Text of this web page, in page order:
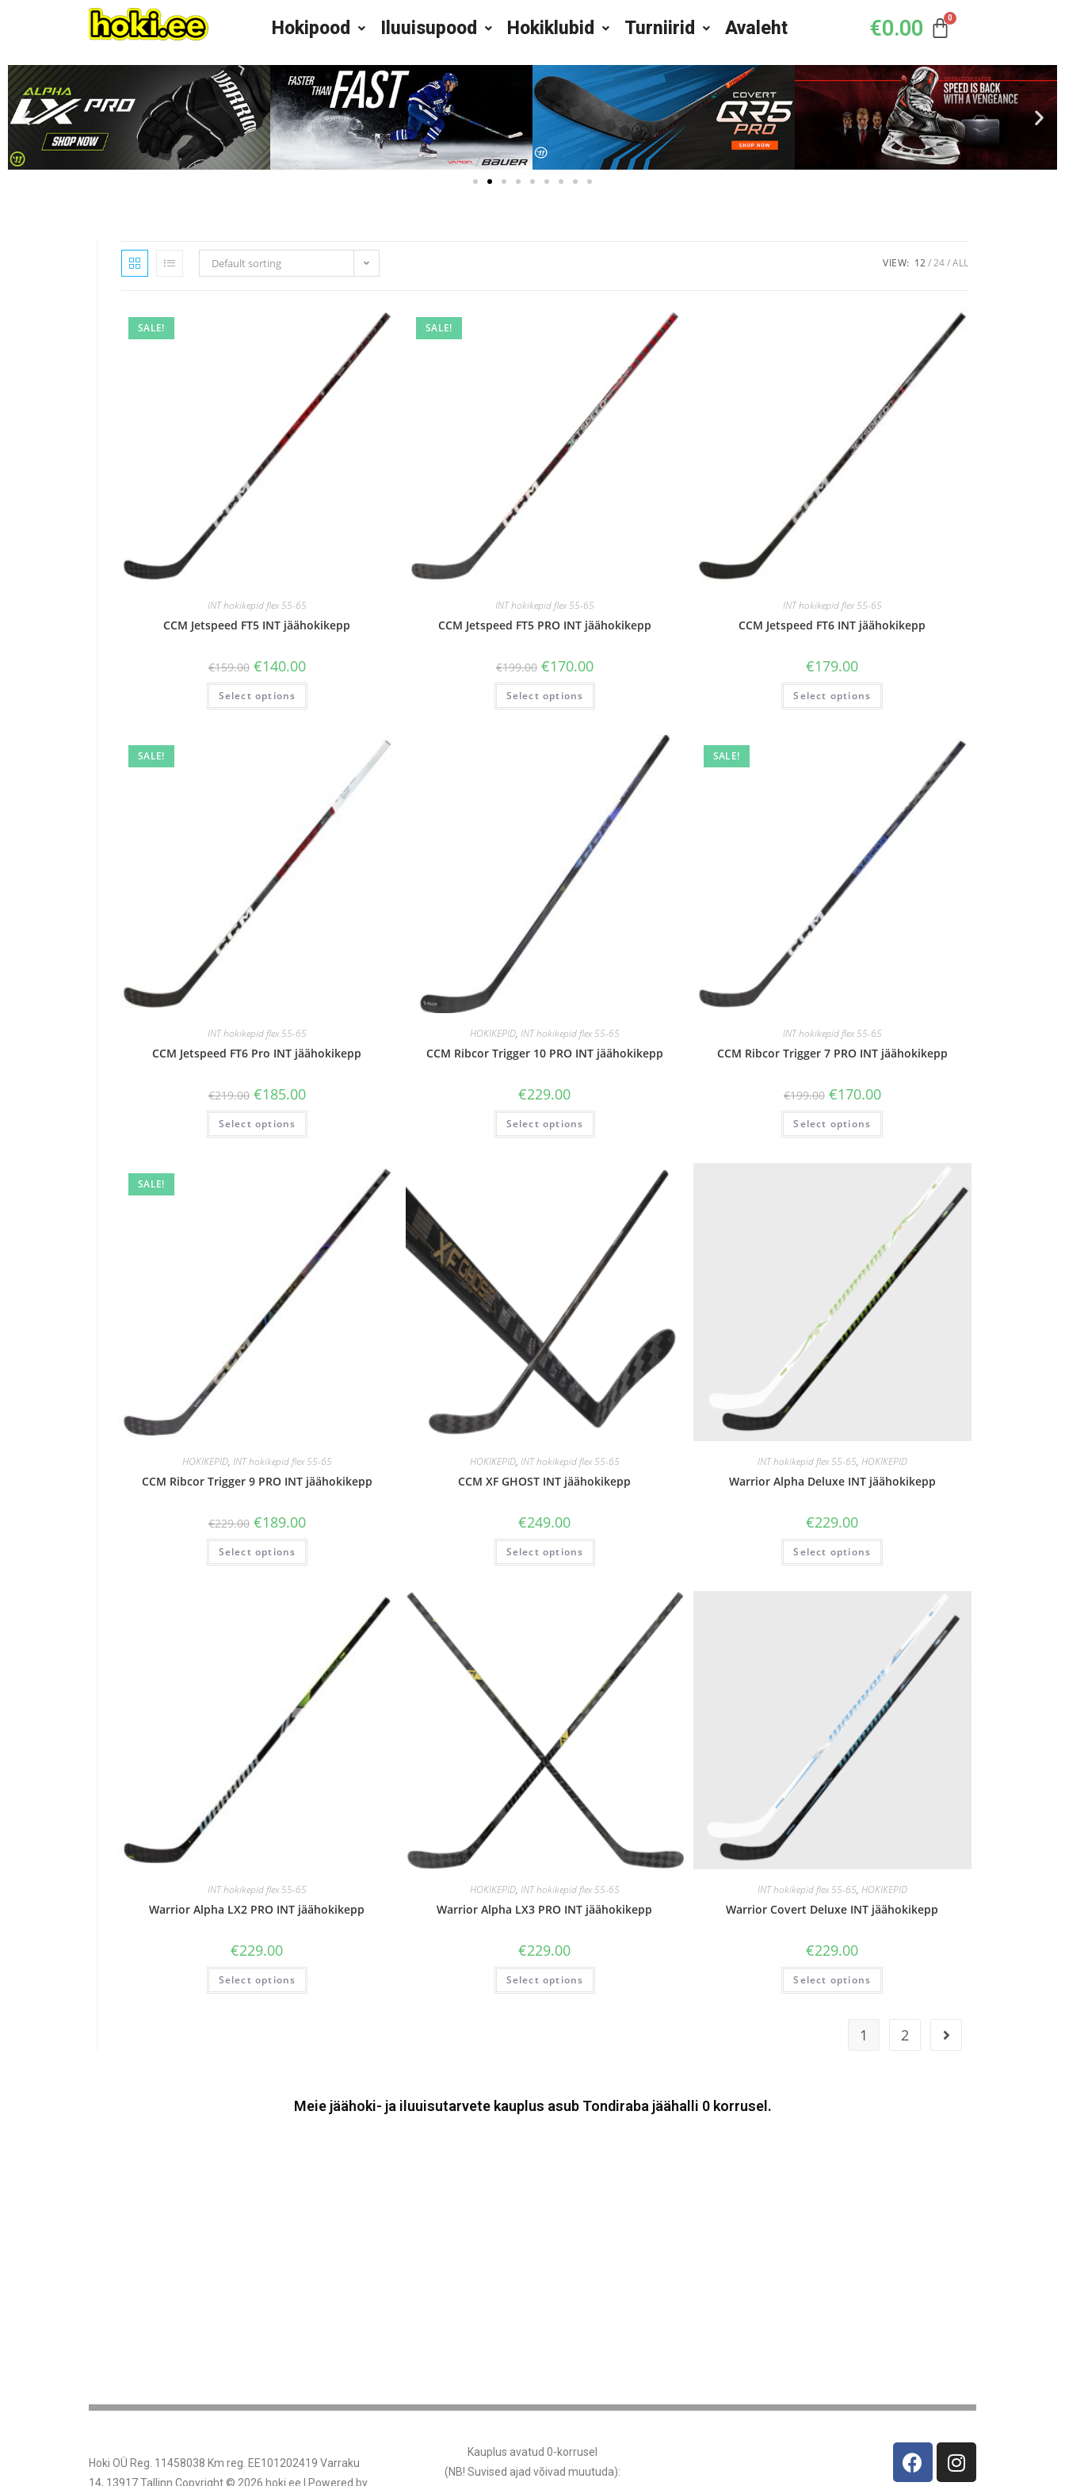
Hokipood Iluuisupood Hokiklubid Turniirid Avaleht €0.00
Default sorting VIEW: 12 24 ALL
SALE!
INT hokikepid flex 55-65
CCM Jetspeed FT5 INT jäähokikepp
€159.00 €140.00
Select options
SALE!
INT hokikepid flex 55-65
CCM Jetspeed FT5 PRO INT jäähokikepp
€199.00 €170.00
Select options
INT hokikepid flex 55-65
CCM Jetspeed FT6 INT jäähokikepp
€179.00
Select options
SALE!
INT hokikepid flex 55-65
CCM Jetspeed FT6 Pro INT jäähokikepp
€219.00 €185.00
Select options
HOKIKEPID, INT hokikepid flex 55-65
CCM Ribcor Trigger 10 PRO INT jäähokikepp
€229.00
Select options
SALE!
INT hokikepid flex 55-65
CCM Ribcor Trigger 7 PRO INT jäähokikepp
€199.00 €170.00
Select options
SALE!
HOKIKEPID, INT hokikepid flex 55-65
CCM Ribcor Trigger 9 PRO INT jäähokikepp
€229.00 €189.00
Select options
HOKIKEPID, INT hokikepid flex 55-65
CCM XF GHOST INT jäähokikepp
€249.00
Select options
INT hokikepid flex 55-65, HOKIKEPID
Warrior Alpha Deluxe INT jäähokikepp
€229.00
Select options
INT hokikepid flex 55-65
Warrior Alpha LX2 PRO INT jäähokikepp
€229.00
Select options
HOKIKEPID, INT hokikepid flex 55-65
Warrior Alpha LX3 PRO INT jäähokikepp
€229.00
Select options
INT hokikepid flex 55-65, HOKIKEPID
Warrior Covert Deluxe INT jäähokikepp
€229.00
Select options
1 2
Meie jäähoki- ja iluuisutarvete kauplus asub Tondiraba jäähalli 0 korrusel.
Hoki OÜ Reg. 11458038 Km reg. EE101202419 Varraku
14, 13917 Tallinn Copyright © 2026 hoki.ee | Powered by
Kauplus avatud 0-korrusel
(NB! Suvised ajad võivad muutuda):